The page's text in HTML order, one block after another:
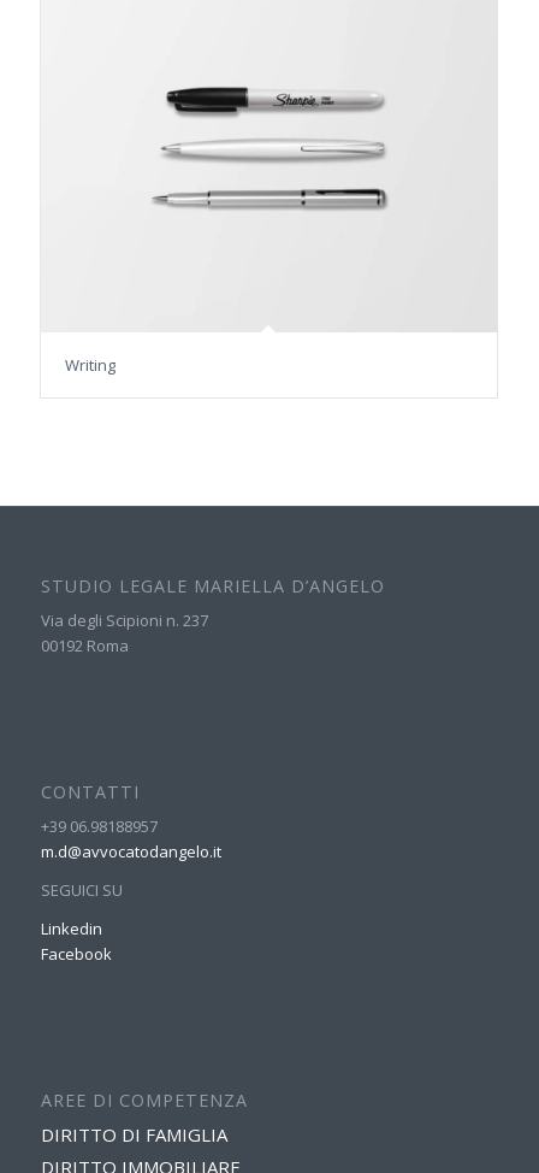
Writing
STUDIO LEGALE MARIELLA D’ANGELO
Via degli Scipioni n. 237
00192 Roma
CONTATTI
+39 06.98188957
m.d@avvocatodangelo.it
SEGUICI SU
Linkedin
Facebook
AREE DI COMPETENZA
DIRITTO DI FAMIGLIA
DIRITTO IMMOBILIARE